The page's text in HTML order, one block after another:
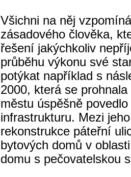
Všichni na něj
zásadového člověka,
řešení jakýchkoliv
průběhu výkonu své
potýkat například s
2000, která se
městu úspěšně
infrastrukturu. Mezi
rekonstrukce páteřní
bytových domů v
domu s pečovatelskou